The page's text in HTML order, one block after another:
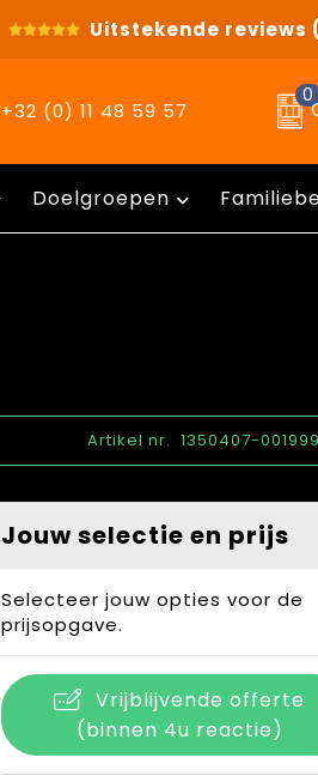
Uitstekende reviews
+32 (0) 11 48 59 57
0
Doelgroepen
Artikel nr. 1350407-
Jouw selectie en prijs
Selecteer jouw opties voor de
prijsopgave.
Vrijblijvende offerte
(binnen 4u reactie)